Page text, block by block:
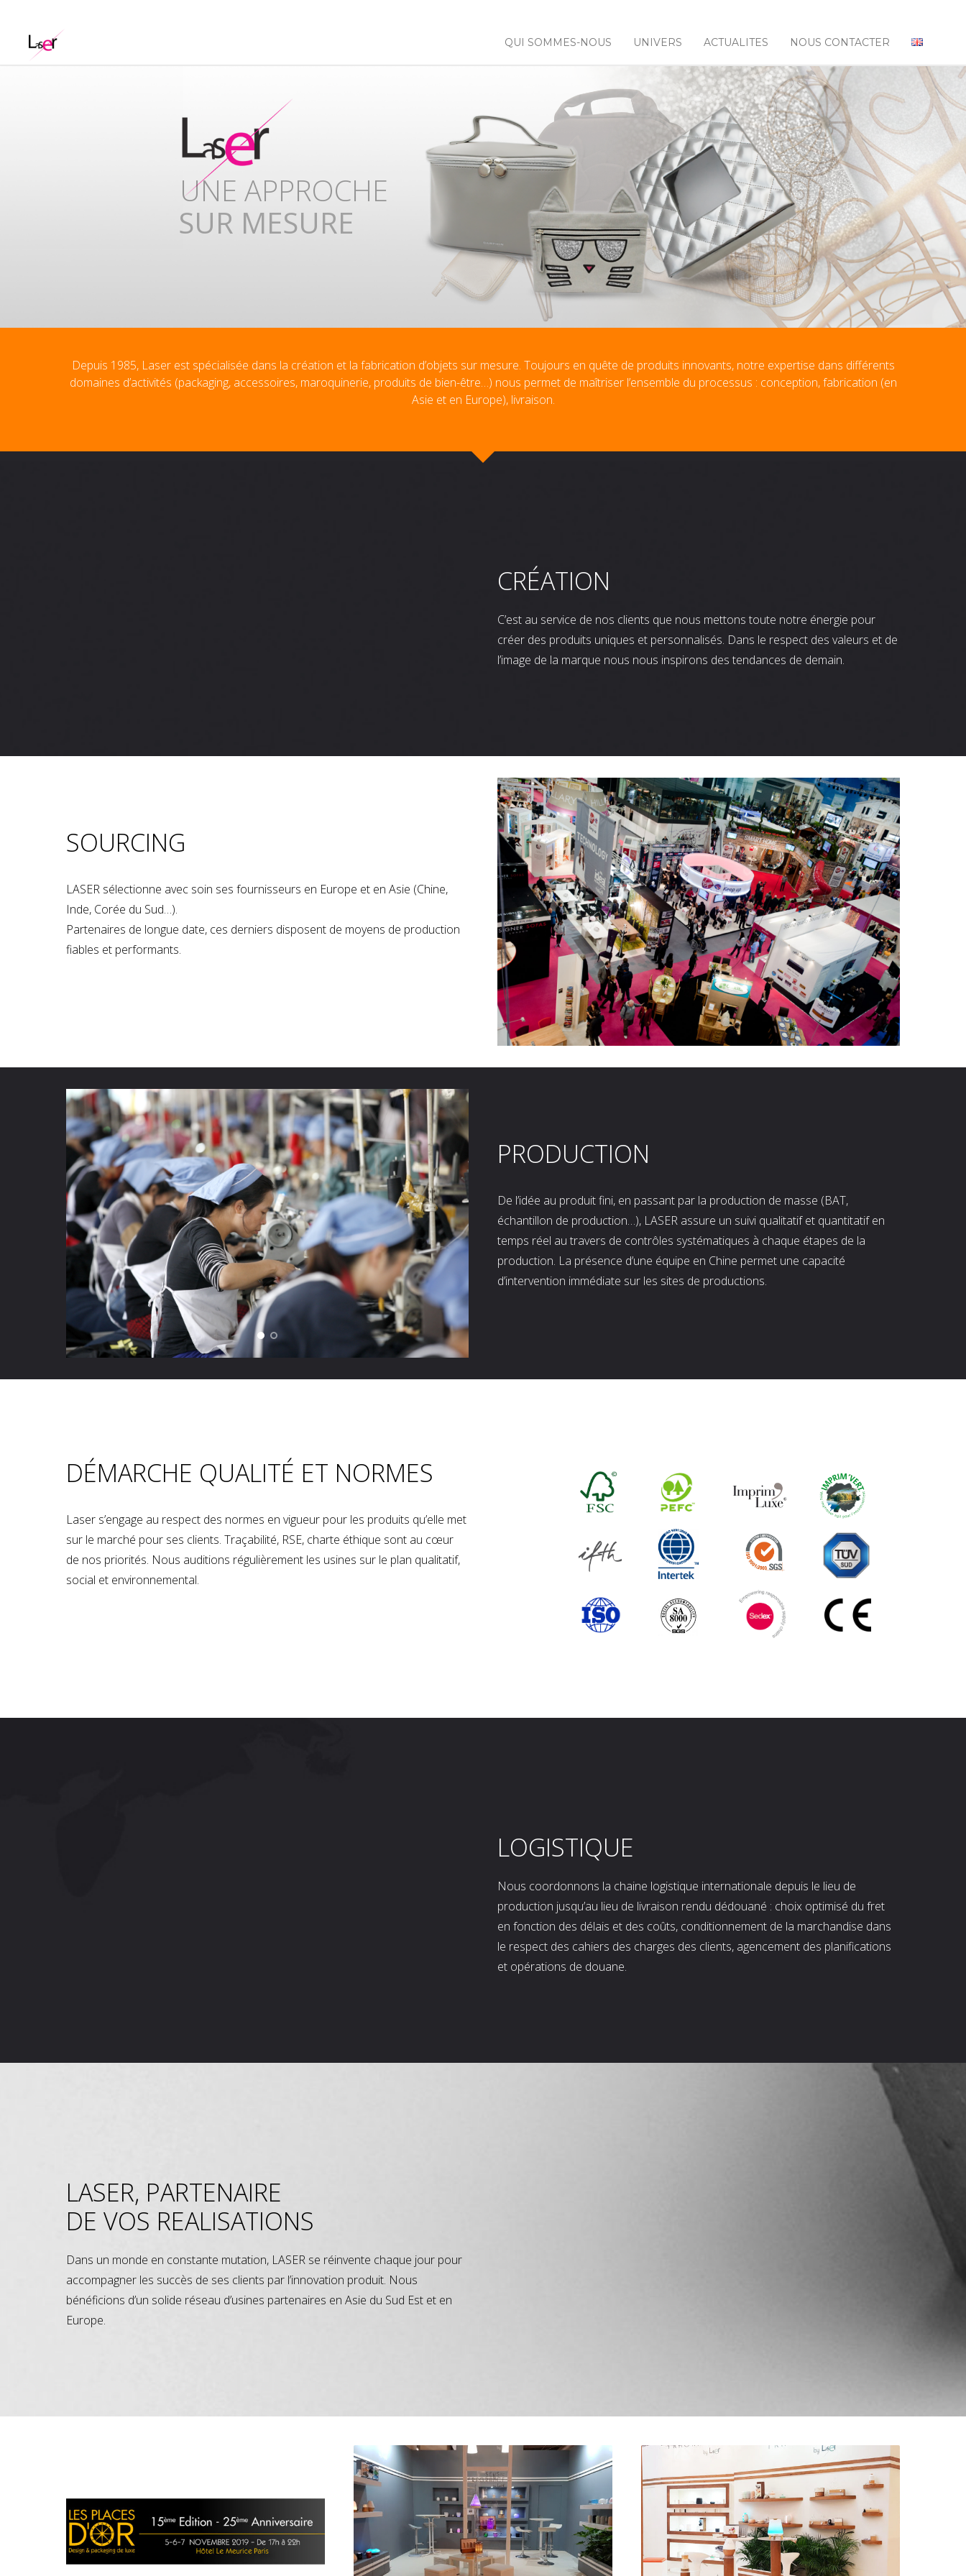
QUI SOMMES-NOUS UNIVERS ACTUALITES NOUS CONTACTER
COMPETENCES
UNISSONS NOS
Depuis 1985, Laser est spécialisée dans la création et la fabrication d’objets sur mesure. Toujours en quête de produits innovants, notre expertise dans différents
domaines d’activités (packaging, accessoires, maroquinerie, produits de bien-être…) nous permet de maîtriser l’ensemble du processus : conception, fabrication (en
Asie et en Europe), livraison.
CRÉATION
C’est au service de nos clients que nous mettons toute notre énergie pour
créer des produits uniques et personnalisés. Dans le respect des valeurs et de
l’image de la marque nous nous inspirons des tendances de demain.
SOURCING
LASER sélectionne avec soin ses fournisseurs en Europe et en Asie (Chine,
Inde, Corée du Sud…).
Partenaires de longue date, ces derniers disposent de moyens de production
fiables et performants.
PRODUCTION
De l’idée au produit fini, en passant par la production de masse (BAT,
échantillon de production…), LASER assure un suivi qualitatif et quantitatif en
temps réel au travers de contrôles systématiques à chaque étapes de la
production. La présence d’une équipe en Chine permet une capacité
d’intervention immédiate sur les sites de productions.
DÉMARCHE QUALITÉ ET NORMES
Laser s’engage au respect des normes en vigueur pour les produits qu’elle met
sur le marché pour ses clients. Traçabilité, RSE, charte éthique sont au cœur
de nos priorités. Nous auditions régulièrement les usines sur le plan qualitatif,
social et environnemental.
LOGISTIQUE
Nous coordonnons la chaine logistique internationale depuis le lieu de
production jusqu’au lieu de livraison rendu dédouané : choix optimisé du fret
en fonction des délais et des coûts, conditionnement de la marchandise dans
le respect des cahiers des charges des clients, agencement des planifications
et opérations de douane.
LASER, PARTENAIRE
DE VOS REALISATIONS
Dans un monde en constante mutation, LASER se réinvente chaque jour pour
accompagner les succès de ses clients par l’innovation produit. Nous
bénéficions d’un solide réseau d’usines partenaires en Asie du Sud Est et en
Europe.